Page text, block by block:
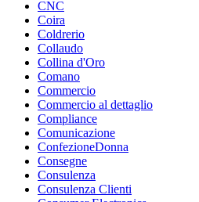
CNC
Coira
Coldrerio
Collaudo
Collina d'Oro
Comano
Commercio
Commercio al dettaglio
Compliance
Comunicazione
ConfezioneDonna
Consegne
Consulenza
Consulenza Clienti